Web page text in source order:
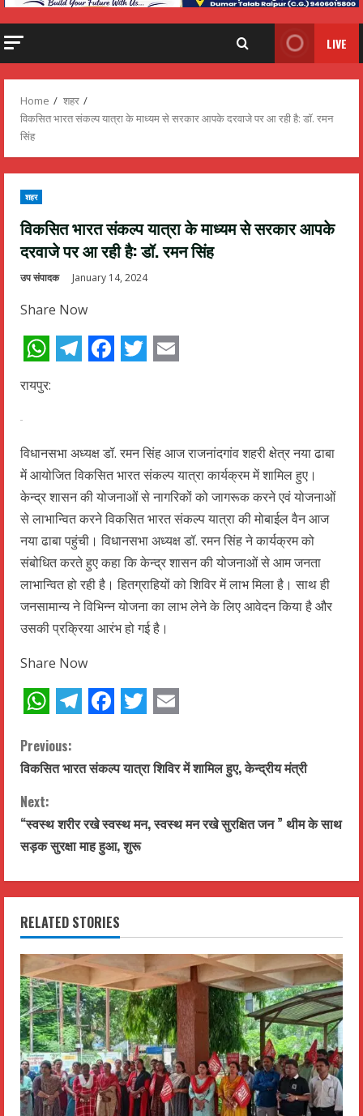
LIVE
Home
शहर
विकसित भारत संकल्प यात्रा के माध्यम से सरकार आपके दरवाजे पर आ रही है: डॉ. रमन
सिंह
शहर
विकसित भारत संकल्प यात्रा के माध्यम से सरकार आपके
दरवाजे पर आ रही है: डॉ. रमन सिंह
उप संपादक January 14, 2024
Share Now
WhatsApp
रायपुर:
विधानसभा अध्यक्ष डॉ. रमन सिंह आज राजनांदगांव शहरी क्षेत्र नया ढाबा
में आयोजित विकसित भारत संकल्प यात्रा कार्यक्रम में शामिल हुए।
केन्द्र शासन की योजनाओं से नागरिकों को जागरूक करने एवं योजनाओं
से लाभान्वित करने विकसित भारत संकल्प यात्रा की मोबाईल वैन आज
नया ढाबा पहुंची। विधानसभा अध्यक्ष डॉ. रमन सिंह ने कार्यक्रम को
संबोधित करते हुए कहा कि केन्द्र शासन की योजनाओं से आम जनता
लाभान्वित हो रही है। हितग्राहियों को शिविर में लाभ मिला है। साथ ही
जनसामान्य ने विभिन्न योजना का लाभ लेने के लिए आवेदन किया है और
उसकी प्रक्रिया आरंभ हो गई है।
Share Now
C
o
n
t
i
n
u
e
R
e
a
Previous:
विकसित भारत संकल्प यात्रा शिविर में शामिल हुए, केन्द्रीय मंत्री
Next:
“स्वस्थ शरीर रखे स्वस्थ मन, स्वस्थ मन रखे सुरक्षित जन ” थीम के साथ
सड़क सुरक्षा माह हुआ, शुरू
RELATED STORIES